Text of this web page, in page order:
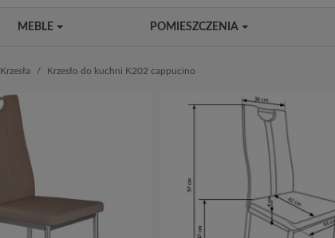
MEBLE POMIESZCZENIA
Krzesła Krzesło do kuchni K202 cappucino